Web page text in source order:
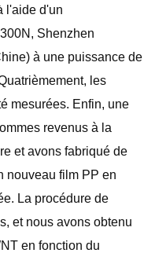
l'aide d'un
Shenzhen
à une puissance de
les
mesurées. Enfin, une
revenus à la
et avons fabriqué de
nouveau film PP en
La procédure de
et nous avons obtenu
en fonction du